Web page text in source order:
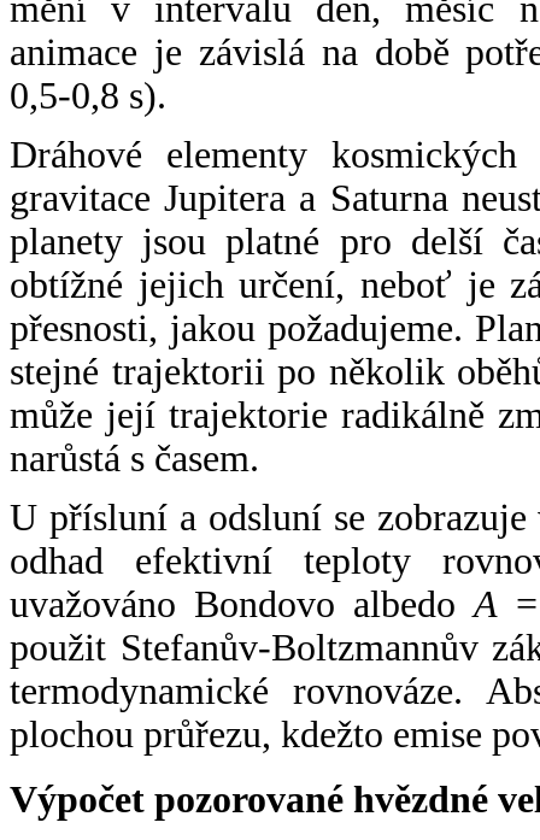
mění v intervalu den, měsíc
animace je závislá na době
0,5-0,8 s).
Dráhové elementy
gravitace Jupitera a Saturna
planety jsou platné pro delší
obtížné jejich určení, neboť je
přesnosti, jakou požadujeme.
stejné trajektorii po několik
může její trajektorie radikálně
narůstá s časem.
U přísluní a odsluní se
odhad efektivní teploty
uvažováno Bondovo albedoA
použit Stefanův-Boltzmannův
termodynamické rovnováze.
plochou průřezu, kdežto emise
Výpočet pozorované hvězdné